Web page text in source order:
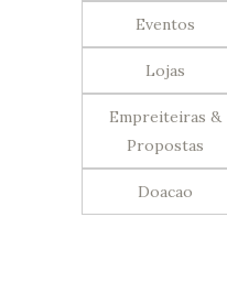
Eventos
Lojas
Empreiteiras &
Propostas
Doacao